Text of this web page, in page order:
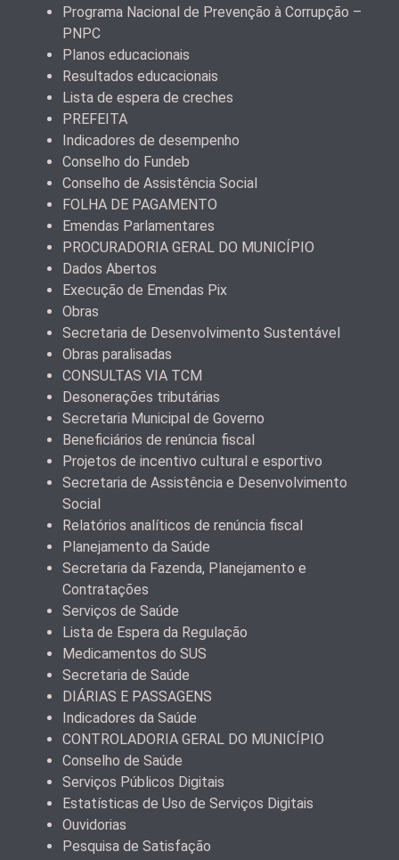
Programa Nacional de Prevenção à Corrupção –
PNPC
Planos educacionais
Resultados educacionais
Lista de espera de creches
PREFEITA
Indicadores de desempenho
Conselho do Fundeb
Conselho de Assistência Social
FOLHA DE PAGAMENTO
Emendas Parlamentares
PROCURADORIA GERAL DO MUNICÍPIO
Dados Abertos
Execução de Emendas Pix
Obras
Secretaria de Desenvolvimento Sustentável
Obras paralisadas
CONSULTAS VIA TCM
Desonerações tributárias
Secretaria Municipal de Governo
Beneficiários de renúncia fiscal
Projetos de incentivo cultural e esportivo
Secretaria de Assistência e Desenvolvimento
Social
Relatórios analíticos de renúncia fiscal
Planejamento da Saúde
Secretaria da Fazenda, Planejamento e
Contratações
Serviços de Saúde
Lista de Espera da Regulação
Medicamentos do SUS
Secretaria de Saúde
DIÁRIAS E PASSAGENS
Indicadores da Saúde
CONTROLADORIA GERAL DO MUNICÍPIO
Conselho de Saúde
Serviços Públicos Digitais
Estatísticas de Uso de Serviços Digitais
Ouvidorias
Pesquisa de Satisfação